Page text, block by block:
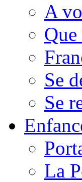
A
Se
Se
La